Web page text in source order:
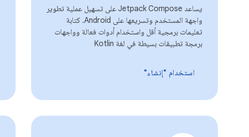
يساعد Jetpack Compose على تسهيل عملية تطوير
واجهة المستخدم وتسريعها على Android. كتابة
تعليمات برمجية أقل واستخدام أدوات فعالة وواجهات
برمجة تطبيقات بسيطة في لغة Kotlin
استخدام "إنشاء"